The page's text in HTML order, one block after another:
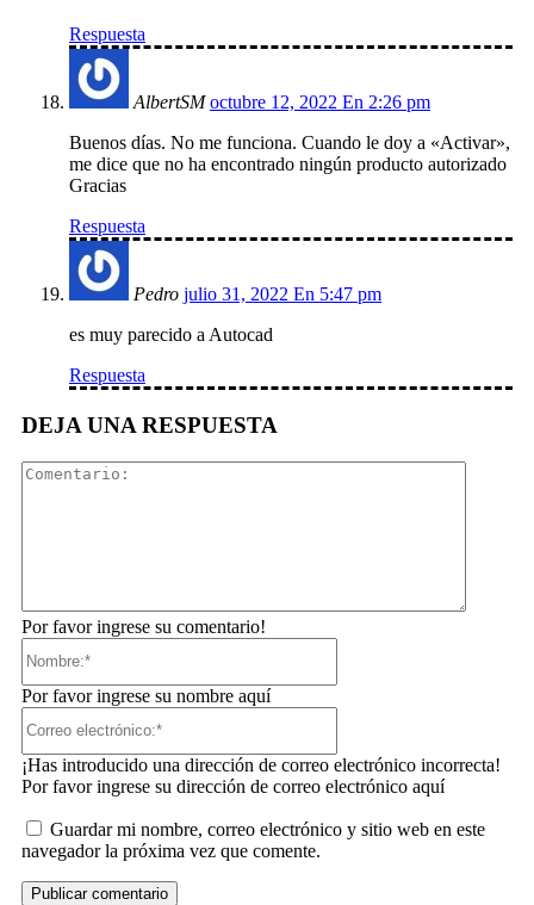
Respuesta
AlbertSM octubre 12, 2022 En 2:26 pm
Buenos días. No me funciona. Cuando le doy a «Activar»,
me dice que no ha encontrado ningún producto autorizado
Gracias
Respuesta
Pedro julio 31, 2022 En 5:47 pm
es muy parecido a Autocad
Respuesta
DEJA UNA RESPUESTA
Por favor ingrese su comentario!
Por favor ingrese su nombre aquí
¡Has introducido una dirección de correo electrónico incorrecta!
Por favor ingrese su dirección de correo electrónico aquí
Guardar mi nombre, correo electrónico y sitio web en este
navegador la próxima vez que comente.